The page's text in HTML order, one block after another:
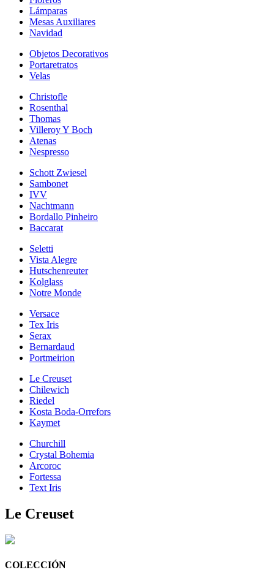
Lámparas
Mesas Auxiliares
Navidad
Objetos Decorativos
Portaretratos
Velas
Christofle
Rosenthal
Thomas
Villeroy Y Boch
Atenas
Nespresso
Schott Zwiesel
Sambonet
IVV
Nachtmann
Bordallo Pinheiro
Baccarat
Seletti
Vista Alegre
Hutschenreuter
Kolglass
Notre Monde
Versace
Tex Iris
Serax
Bernardaud
Portmeirion
Le Creuset
Chilewich
Riedel
Kosta Boda-Orrefors
Kaymet
Churchill
Crystal Bohemia
Arcoroc
Fortessa
Text Iris
Le Creuset
COLECCIÓN